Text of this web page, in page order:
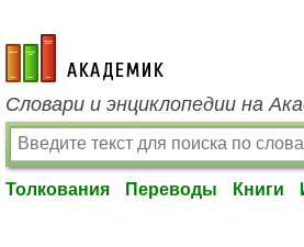
academic.ru
Словари и энциклопедии на
Толкования Переводы Книги